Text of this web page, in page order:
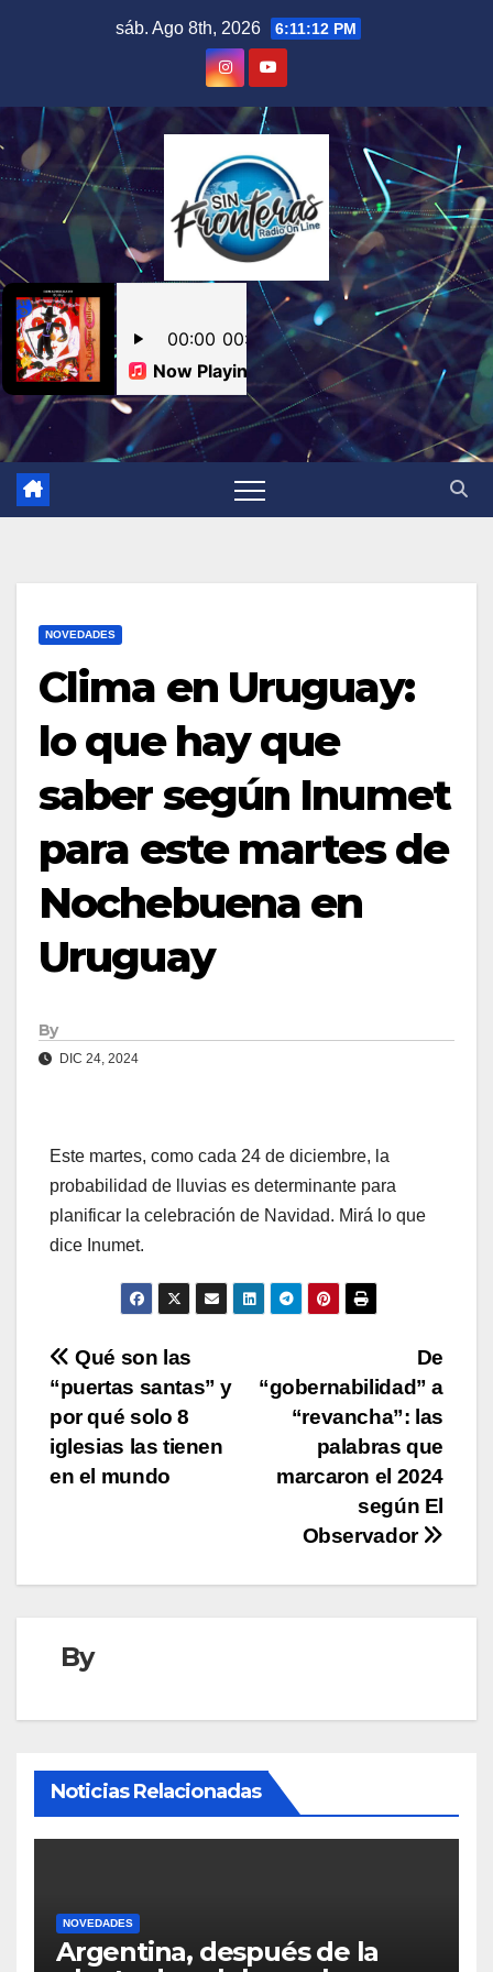
sáb. Ago 8th, 2026 6:11:13 PM
NOVEDADES
Clima en Uruguay:
lo que hay que
saber según Inumet
para este martes de
Nochebuena en
Uruguay
By
DIC 24, 2024
Este martes, como cada 24 de diciembre, la
probabilidad de lluvias es determinante para
planificar la celebración de Navidad. Mirá lo que
dice Inumet.
Navegación
de
entradas
De
“gobernabilidad” a
“revancha”: las
palabras que
marcaron el 2024
según El
Observador
Qué son las
“puertas santas” y
por qué solo 8
iglesias las tienen
en el mundo
By
Noticias Relacionadas
NOVEDADES
Argentina, después de la